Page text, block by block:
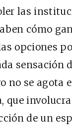
las
cómo
opciones
sensación
no se
de un